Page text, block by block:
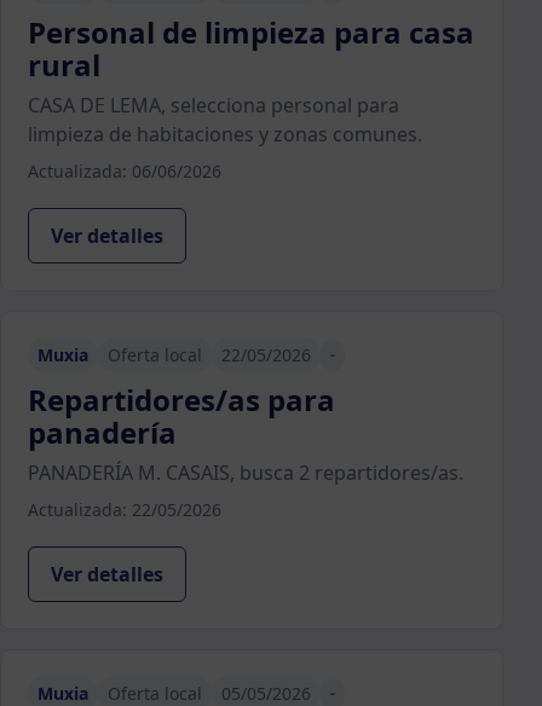
Personal de limpieza para casa
rural
CASA DE LEMA, selecciona personal para
limpieza de habitaciones y zonas comunes.
Actualizada: 06/06/2026
Ver detalles
Muxia Oferta local 22/05/2026 -
Repartidores/as para
panadería
PANADERÍA M. CASAIS, busca 2 repartidores/as.
Actualizada: 22/05/2026
Ver detalles
Muxia Oferta local 05/05/2026 -